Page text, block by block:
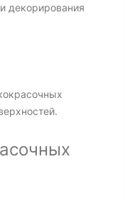
декорирования